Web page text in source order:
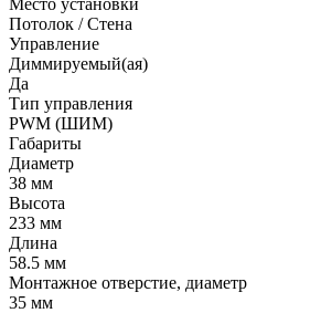
Потолок / Cтена
Управление
Диммируемый(ая)
Да
Тип управления
PWM (ШИМ)
Габариты
Диаметр
38 мм
Высота
233 мм
Длина
58.5 мм
Монтажное отверстие, диаметр
35 мм